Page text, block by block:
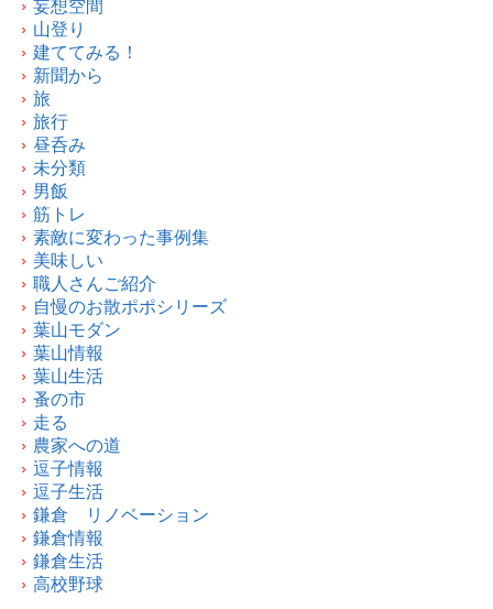
妄想空間
山登り
建ててみる！
新聞から
旅
旅行
昼呑み
未分類
男飯
筋トレ
素敵に変わった事例集
美味しい
職人さんご紹介
自慢のお散ポポシリーズ
葉山モダン
葉山情報
葉山生活
蚤の市
走る
農家への道
逗子情報
逗子生活
鎌倉 リノベーション
鎌倉情報
鎌倉生活
高校野球